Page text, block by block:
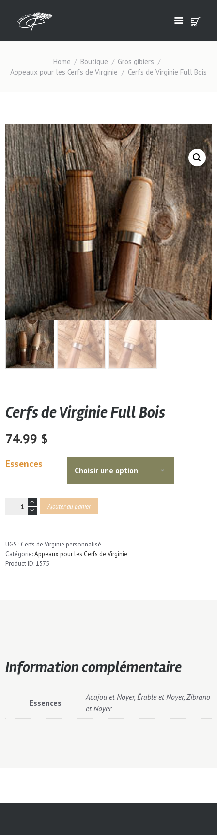
Home Boutique
Gros gibiers
Appeaux pour les Cerfs de Virginie
Cerfs de Virginie Full Bois
Cerfs de Virginie Full Bois
74.99 $
Essences
quantité
Virginie
Full
Bois
Ajouter au panier
UGS : Cerfs de Virginie personnalisé
Catégorie:Appeaux pour les Cerfs de Virginie
Product ID:1575
Information complémentaire
Essences
Acajou et Noyer, Érable et Noyer, Zibrano
et Noyer